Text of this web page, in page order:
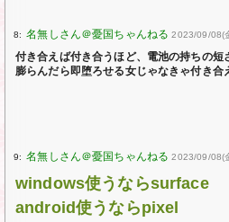
8: 2023/09/08(
付き合えば付き合うほど、電池の持ちの
膨らんだら即堕ろせる女じゃなきゃ付き合
9: 2023/09/08(
windows使うならsurface
android使うならpixel